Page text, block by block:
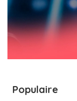
Populaire